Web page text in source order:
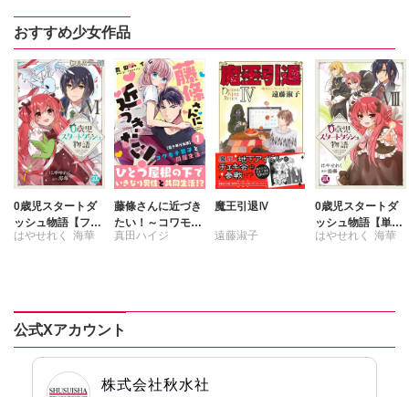
おすすめ少女作品
0歳児スタートダ
ッシュ物語【フル
カラー版】【単行
はやせれく 海華
藤條さんに近づき
たい！～コワモテ
男子と同居生活～
真田ハイジ
魔王引退Ⅳ
遠藤淑子
0歳児スタートダ
ッシュ物語【単行
本版】8
はやせれく 海華
公式Xアカウント
株式会社秋水社